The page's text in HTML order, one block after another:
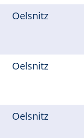
Oelsnitz
Oelsnitz
Oelsnitz